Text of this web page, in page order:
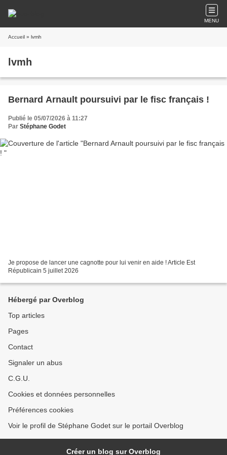
MENU
Accueil » lvmh
lvmh
Bernard Arnault poursuivi par le fisc français !
Publié le 05/07/2026 à 11:27
Par Stéphane Godet
Je propose de lancer une cagnotte pour lui venir en aide ! Article Est
Républicain 5 juillet 2026
Hébergé par Overblog
Top articles
Pages
Contact
Signaler un abus
C.G.U.
Cookies et données personnelles
Préférences cookies
Voir le profil de Stéphane Godet sur le portail Overblog
Créer un blog sur Overblog